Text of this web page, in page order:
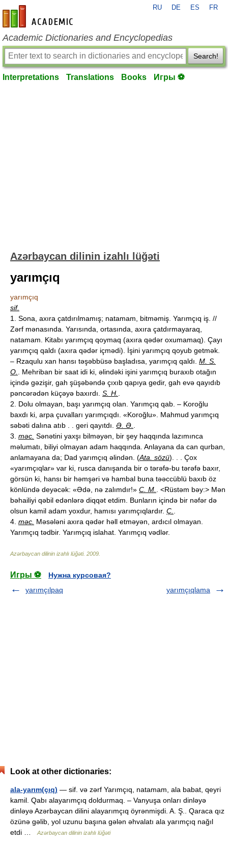
en-academic.com
RU DE ES FR
Academic Dictionaries and Encyclopedias
Search!
Interpretations Translations Books Игры ⚽
Azərbaycan dilinin izahlı lüğəti
yarımçıq
yarımçıq
sif.
1. Sona, axıra çatdırılmamış; natamam, bitməmiş. Yarımçıq iş. //
Zərf mənasında. Yarısında, ortasında, axıra çatdırmayaraq,
natamam. Kitabı yarımçıq qoymaq (axıra qədər oxumamaq). Çayı
yarımçıq qaldı (axıra qədər içmədi). İşini yarımçıq qoyub getmək.
– Rzaqulu xan hansı təşəbbüsə başladısa, yarımçıq qaldı. M. S.
O.
. Mehriban bir saat idi ki, əlindəki işini yarımçıq buraxıb otağın
içində gəzişir, gah şüşəbəndə çıxıb qapıya gedir, gah evə qayıdıb
pəncərədən küçəyə baxırdı. S. H.
2. Dolu olmayan, başı yarımçıq olan. Yarımçıq qab. – Koroğlu
baxdı ki, arpa çuvalları yarımçıqdı. «Koroğlu». Mahmud yarımçıq
səbəti dalına atıb . . geri qayıtdı. Ə. Ə.
3. məc. Sənətini yaxşı bilməyən, bir şey haqqında lazımınca
məlumatı, biliyi olmayan adam haqqında. Anlayana da can qurban,
anlamayana da; Dad yarımçıq əlindən. (Ata. sözü). . . Çox
«yarımçıqlar» var ki, rusca danışanda bir o tərəfə-bu tərəfə baxır,
görsün ki, hansı bir həmşəri və hambal buna təəccüblü baxıb öz
könlündə deyəcək: «Ədə, nə zalımdır!» C. M.
. <Rüstəm bəy:> Mən
bəhailiyi qəbil edənlərə diqqət etdim. Bunların içində bir nəfər də
olsun kamil adam yoxdur, hamısı yarımçıqlardır. Ç.
4. məc. Məsələni axıra qədər həll etməyən, ardıcıl olmayan.
Yarımçıq tədbir. Yarımçıq islahat. Yarımçıq vədlər.
Azərbaycan dilinin izahlı lüğəti. 2009
Игры ⚽
Нужна курсовая?
yarımçılpaq
yarımçıqlama
Look at other dictionaries:
ala-yarım(çıq) — sif. və zərf Yarımçıq, natamam, ala babat, qeyri
kamil. Qabı alayarımçıq doldurmaq. – Vanyuşa onları dinləyə
dinləyə Azərbaycan dilini alayarımçıq öyrənmişdi. A. Ş.. Qaraca qız
özünə gəlib, yol uzunu başına gələn əhvalatı ala yarımçıq nağıl
etdi …
Azərbaycan dilinin izahlı lüğəti